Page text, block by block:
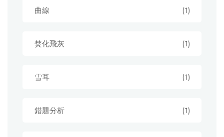
曲線 (1)
焚化飛灰 (1)
雪耳 (1)
錯題分析 (1)